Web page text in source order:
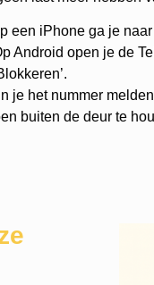
een iPhone ga je naar
Android open je de
je het nummer
buiten de deur te